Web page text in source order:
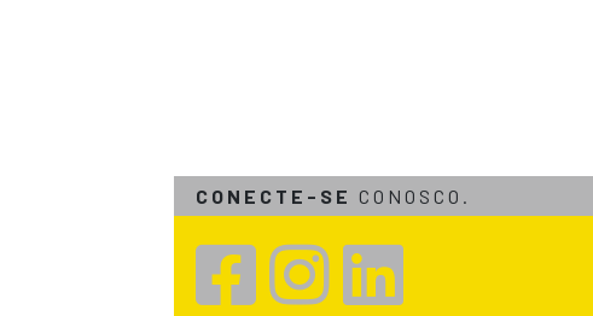
CONECTE-SE CONOSCO.